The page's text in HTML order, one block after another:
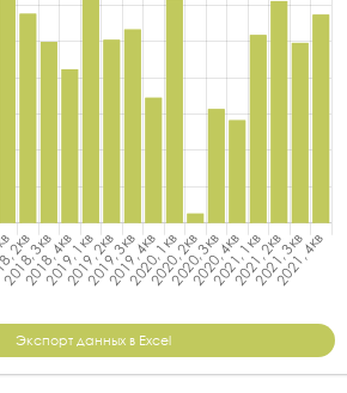
Экспорт данных в Excel